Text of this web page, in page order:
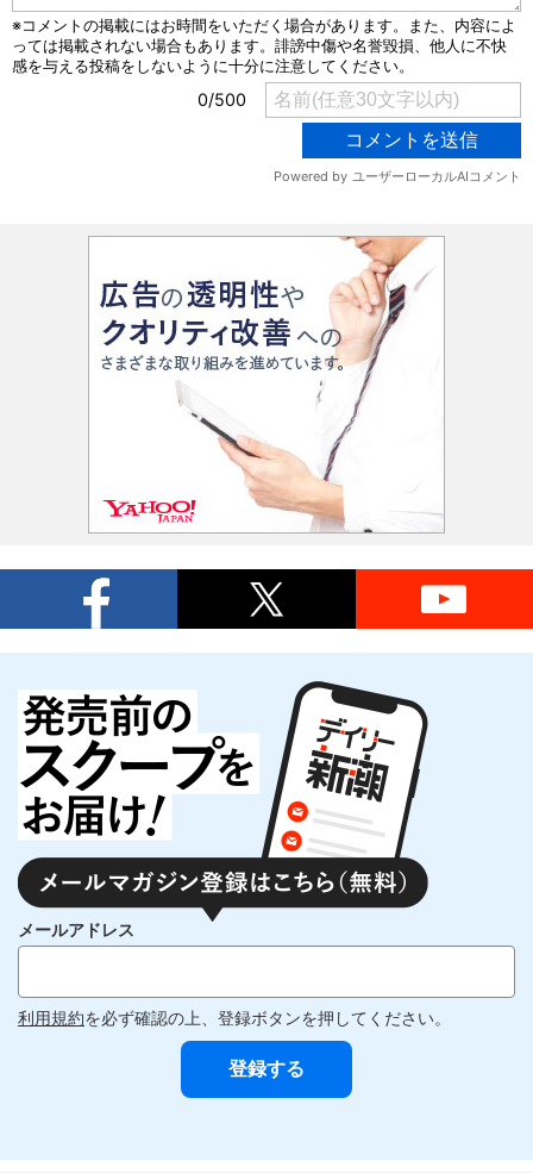
メールアドレス
利用規約を必ず確認の上、登録ボタンを押してください。